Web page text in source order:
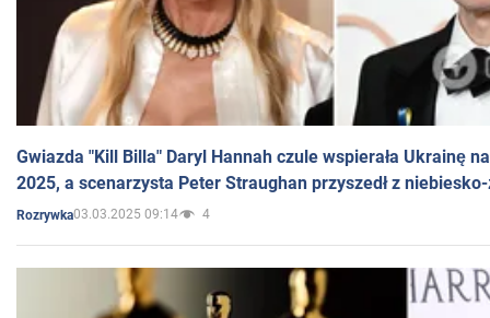
Gwiazda "Kill Billa" Daryl Hannah czule wspierała Ukrainę
2025, a scenarzysta Peter Straughan przyszedł z
Rozrywka03.03.2025 09:14 4